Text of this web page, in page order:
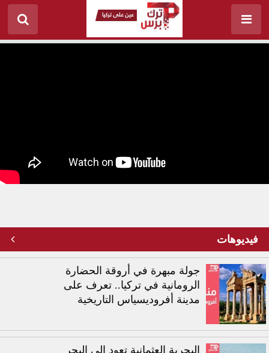
خربشة الأطفال تتحول لحلي ومجوهرات
فيديوهات
جولة مبهرة في أروقة الحضارة
الرومانية في تركيا.. تعرف على
مدينة أفروديسياس التاريخية
البحرية العثمانية تعود إلى البحر